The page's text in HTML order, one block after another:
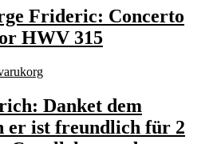
Frideric: Concerto
HWV 315
Danket dem
er ist freundlich für 2